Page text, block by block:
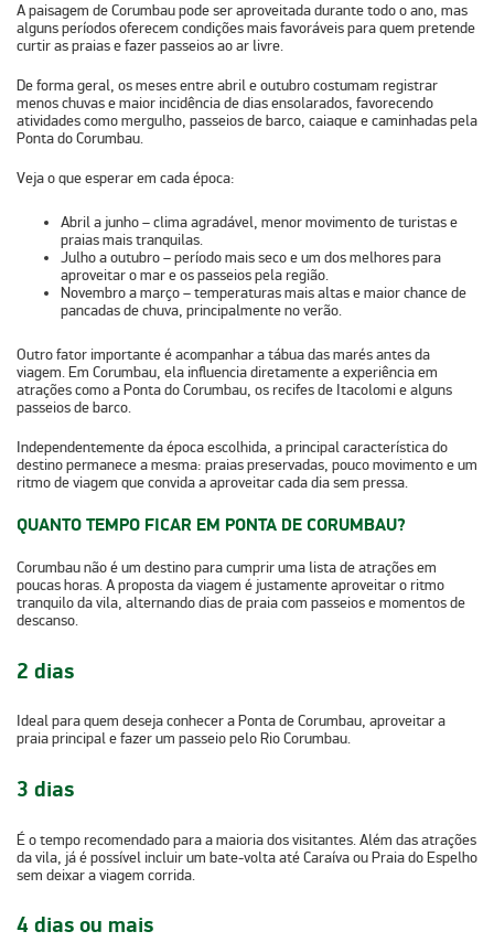
A paisagem de Corumbau pode ser aproveitada durante todo o ano, mas
alguns períodos oferecem condições mais favoráveis para quem pretende
curtir as praias e fazer passeios ao ar livre.
De forma geral, os meses entreabril e outubrocostumam registrar
menos chuvas e maior incidência de dias ensolarados, favorecendo
atividades como mergulho, passeios de barco, caiaque e caminhadas pela
Ponta do Corumbau.
Veja o que esperar em cada época:
Abril a junho– clima agradável, menor movimento de turistas e
praias mais tranquilas.
Julho a outubro– período mais seco e um dos melhores para
aproveitar o mar e os passeios pela região.
Novembro a março– temperaturas mais altas e maior chance de
pancadas de chuva, principalmente no verão.
Outro fator importante é acompanhar atábua das marésantes da
viagem. Em Corumbau, ela influencia diretamente a experiência em
atrações como a Ponta do Corumbau, os recifes de Itacolomi e alguns
passeios de barco.
Independentemente da época escolhida, a principal característica do
destino permanece a mesma: praias preservadas, pouco movimento e um
ritmo de viagem que convida a aproveitar cada dia sem pressa.
QUANTO TEMPO FICAR EM PONTA DE CORUMBAU?
Corumbau não é um destino para cumprir uma lista de atrações em
poucas horas. A proposta da viagem é justamenteaproveitar o ritmo
tranquilo da vila, alternando dias de praia com passeios e momentos de
descanso.
2 dias
Ideal para quem deseja conhecer a Ponta de Corumbau, aproveitar a
praia principal e fazer um passeio pelo Rio Corumbau.
3 dias
É o tempo recomendado para a maioria dos visitantes. Além das atrações
da vila, já é possível incluir um bate-volta até Caraíva ou Praia do Espelho
sem deixar a viagem corrida.
4 dias ou mais